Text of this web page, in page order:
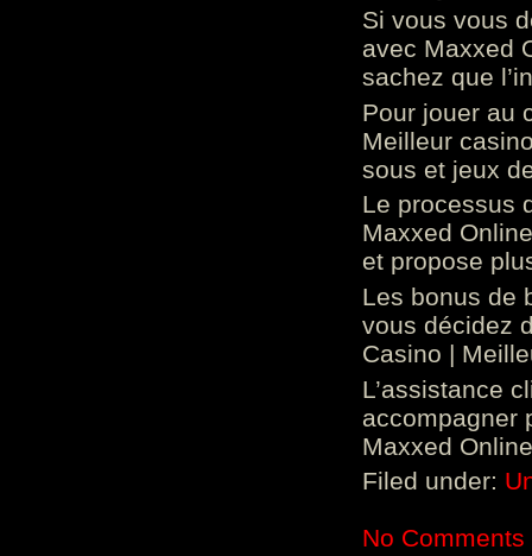
Si vous vous
avec Maxxed
sachez que
Pour jouer au
Meilleur
sous et jeux
Le processus
Maxxed
et propose
Les bonus de
vous décidez
Casino |
L’assistance
accompagner
Maxxed
Filed under:
No Comments